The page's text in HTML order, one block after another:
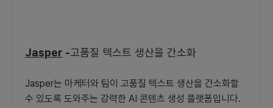
Jasper -고품질 텍스트 생산을 간소화
Jasper는 마케터와 팀이 고품질 텍스트 생산을 간소화할
수 있도록 도와주는 강력한 AI 콘텐츠 생성 플랫폼입니다.